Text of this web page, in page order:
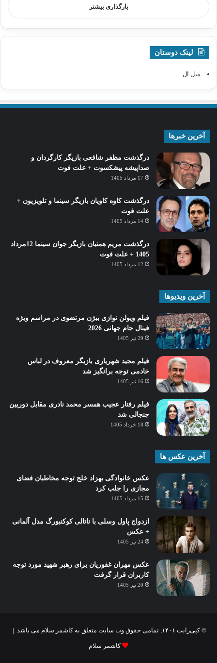
بارگذاری بیشتر
لینک دوستان
مبل ال
آخرین خبرها
درگذشت مظفر شافعی بازیگر کارگردان و
صداپیشه پیشکسوت + علت فوت
17 مرداد 1405
درگذشت کاوه کاویان بازیگر سینما و تلویزیون +
علت فوت
14 مرداد 1405
درگذشت مریم همتیان بازیگر جوان سینما 12مرداد
1405 + علت فوت
12 مرداد 1405
آخرین ویدیوها
فیلم ویولن نوازی بیژن مرتضوی در مراسم ویژه
فینال جام جهانی 2026
29 تیر 1405
فیلم مجید شهریاری بازیگر معروف در لباس
خادمی توجه برانگیز شد
16 تیر 1405
فیلم رفتار عجیب همسر محمد نادری مقابل دوربین
جنجالی شد
18 خرداد 1405
آخرین عکس ها
عکس خانوادگی بهزاد خلج توجه مخاطبان فضای
مجازی را جلب کرد
15 مرداد 1405
ازدواج پاول وسلی با ناتالی کوکنبورگ مدل آلمانی
+ عکس
24 تیر 1405
عکس مهران غفوریان برای رهبر شهید مورد توجه
کاربران قرار گرفت
20 تیر 1405
© کپی‌رایت ۱۴۰۱, تمامی حقوق وب سایت متعلق به کاشمر سلام می باشد |
کاشمر سلام